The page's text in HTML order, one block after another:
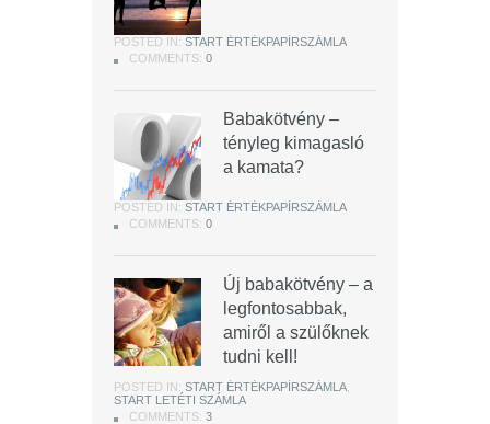
POSTED IN: START ÉRTÉKPAPÍRSZÁMLA
COMMENTS: 0
Babakötvény –
tényleg kimagasló
a kamata?
POSTED IN: START ÉRTÉKPAPÍRSZÁMLA
COMMENTS: 0
Új babakötvény – a
legfontosabbak,
amiről a szülőknek
tudni kell!
POSTED IN: START ÉRTÉKPAPÍRSZÁMLA
START LETÉTI SZÁMLA
COMMENTS: 3